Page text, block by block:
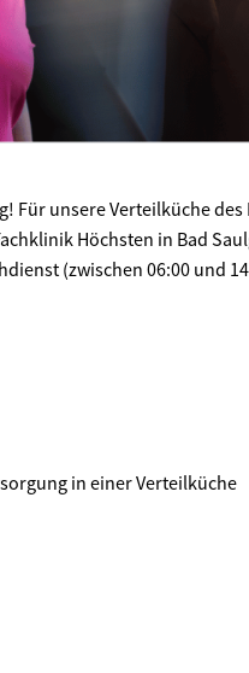
Für unsere Verteilküche des
Höchsten in Bad
(zwischen 06:00 und
in einer Verteilküche